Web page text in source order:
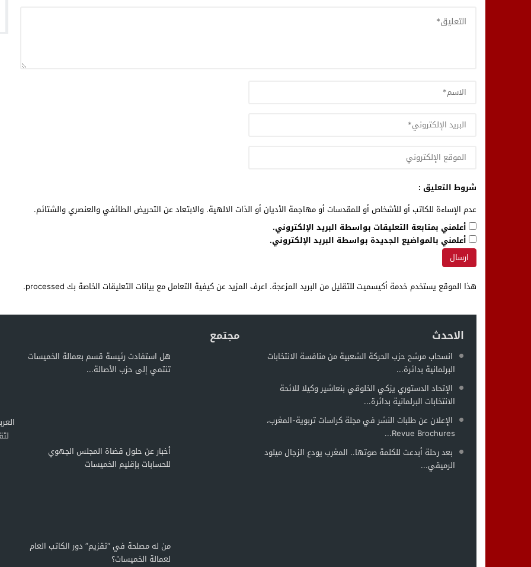
شروط التعليق :
عدم الإساءة للكاتب أو للأشخاص أو للمقدسات أو مهاجمة الأديان أو الذات الالهية. والابتعاد عن التحريض الطائفي والعنصري والشتائم.
أعلمني بمتابعة التعليقات بواسطة البريد الإلكتروني.
أعلمني بالمواضيع الجديدة بواسطة البريد الإلكتروني.
هذا الموقع يستخدم خدمة أكيسميت للتقليل من البريد المزعجة. اعرف المزيد عن كيفية التعامل مع بيانات التعليقات الخاصة بك processed .
الاحدث
انسحاب مرشح حزب الحركة الشعبية من منافسة الانتخابات
البرلمانية بدائرة...
الإتحاد الدستوري يزكي الخلوقي بنعاشير وكيلا للائحة
الانتخابات البرلمانية بدائرة...
الإعلان عن طلبات النشر في مجلة كراسات تربوية-المغرب،
Revue Brochures...
بعد رحلة أبدعت للكلمة صوتها.. المغرب يودع الزجال ميلود
الرميقي...
مجتمع
هل استفادت رئيسة قسم بعمالة الخميسات
تنتمي إلى حزب الأصالة...
أخبار عن حلول قضاة المجلس الجهوي
للحسابات بإقليم الخميسات
من له مصلحة في “تقزيم” دور الكاتب العام
لعمالة الخميسات؟